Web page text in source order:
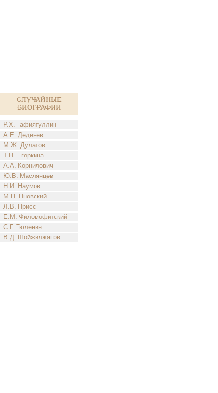
Случайные
биографии
Р.Х. Гафиятуллин
А.Е. Деденев
М.Ж. Дулатов
Т.Н. Егоркина
А.А. Корнилович
Ю.В. Маслянцев
Н.И. Наумов
М.П. Пневский
Л.В. Присс
Е.М. Филомофитский
С.Г. Тюленин
В.Д. Шойжилжапов